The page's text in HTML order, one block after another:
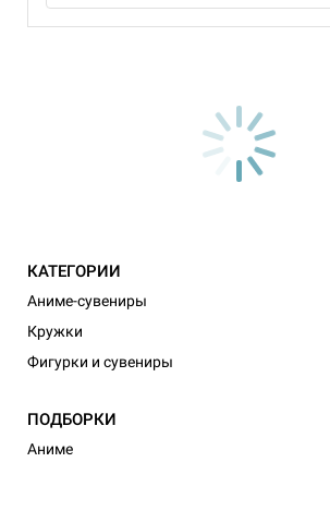
КАТЕГОРИИ
Аниме-сувениры
Кружки
Фигурки и сувениры
ПОДБОРКИ
Аниме